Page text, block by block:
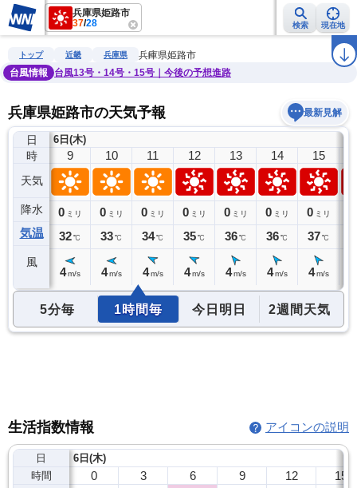
兵庫県姫路市
37/28 検索 現在地
雨雲レーダー 台風情報 地震情報 ラ
トップ 近畿 兵庫県
兵庫県姫路市
台風情報
台風13号・14号・15号｜今後の予想進路
兵庫県姫路市の天気予報 最新見解
日
時
天気
降水
気温
風
6日(木)
8
0ミリ
31℃
9
0 ミリ
32℃
4 m/s
10
0 ミリ
33℃
4 m/s
11
0 ミリ
34℃
4 m/s
12
0 ミリ
35℃
4 m/s
13
0 ミリ
36℃
4 m/s
14
0 ミリ
36℃
4 m/s
15
0 ミリ
37℃
4 m/s
5分毎 1時間毎 今日明日 2週間天気
生活指数情報 アイコンの説明
日
時間
6日(木)
0 3 6 9 12 15